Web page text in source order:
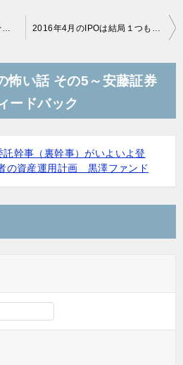
本当にあったIPOの怖い話 その4～SMBC日興証券 編～ 2016年4月のIPOは結局１つも参戦できず・・・
怖い話 その5～安藤証券
ードバック
託幹事（裏幹事）がいよいよ登
の資産運用計画 黒澤ファンド